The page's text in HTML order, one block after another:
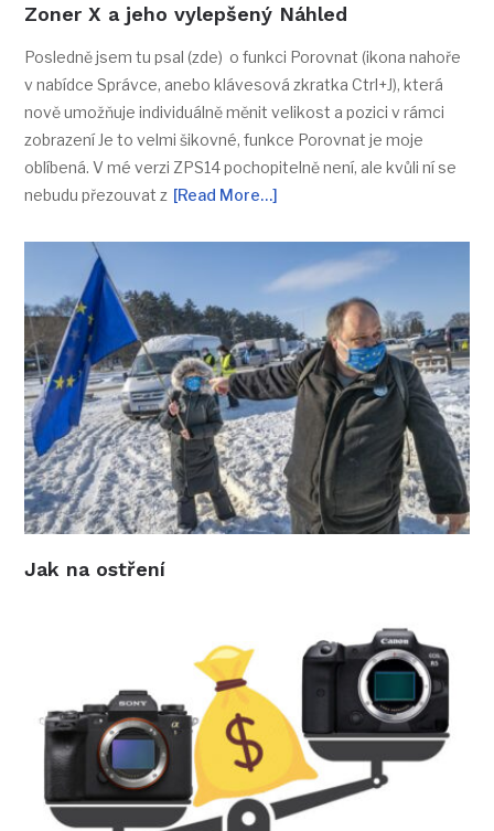
Zoner X a jeho vylepšený Náhled
Posledně jsem tu psal (zde) o funkci Porovnat (ikona nahoře
v nabídce Správce, anebo klávesová zkratka Ctrl+J), která
nově umožňuje individuálně měnit velikost a pozici v rámci
zobrazení Je to velmi šikovné, funkce Porovnat je moje
oblíbená. V mé verzi ZPS14 pochopitelně není, ale kvůli ní se
nebudu přezouvat z [Read More…]
Jak na ostření